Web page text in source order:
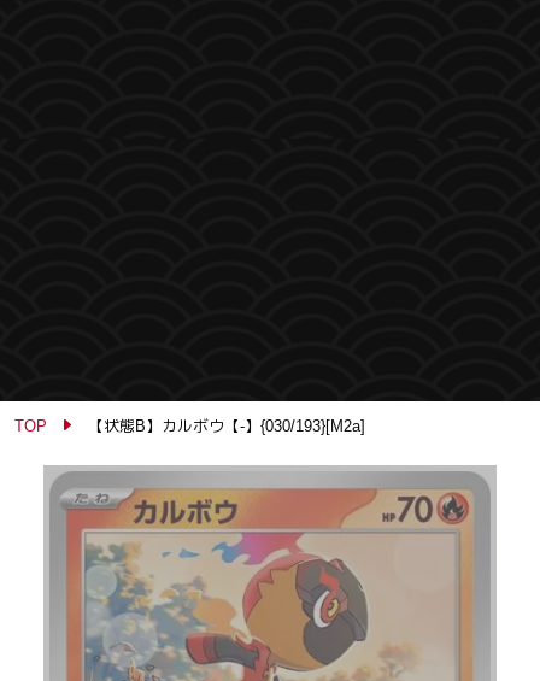
TOP 【状態B】カルボウ【-】{030/193}[M2a]